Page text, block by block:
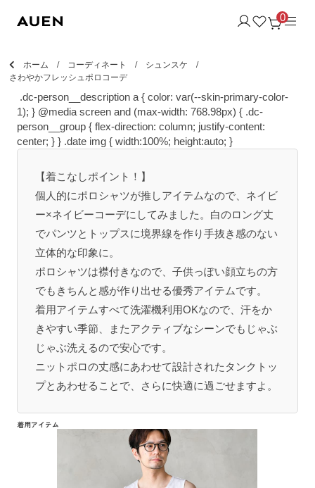
0
ホーム コーディネート
シュンスケ
さわやかフレッシュポロコーデ
.dc-person__description a { color: var(--skin-primary-color-
1); } @media screen and (max-width: 768.98px) { .dc-
person__group { flex-direction: column; justify-content:
center; } } .date img { width:100%; height:auto; }
【着こなしポイント！】
個人的にポロシャツが推しアイテムなので、ネイビ
ー×ネイビーコーデにしてみました。白のロング丈
でパンツとトップスに境界線を作り手抜き感のない
立体的な印象に。
ポロシャツは襟付きなので、子供っぽい顔立ちの方
でもきちんと感が作り出せる優秀アイテムです。
着用アイテムすべて洗濯機利用OKなので、汗をか
きやすい季節、またアクティブなシーンでもじゃぶ
じゃぶ洗えるので安心です。
ニットポロの丈感にあわせて設計されたタンクトッ
プとあわせることで、さらに快適に過ごせますよ。
着用アイテム